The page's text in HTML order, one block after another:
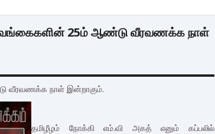
வேங்கைகளின் 25ம் ஆண்டு வீரவணக்க நாள்
வீரவணக்க நாள் இன்றாகும்.
தமிழீழம் நோக்கி எம்.வி அகத் எனும் கப்பலில்